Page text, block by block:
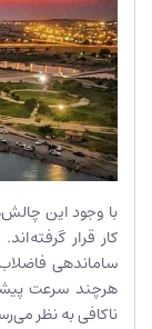
با وجود این
کار قرار
ساماندهی
هرچند سرعت
ناکافی به نظر